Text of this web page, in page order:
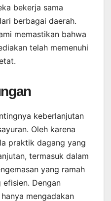
bekerja sama
berbagai daerah.
memastikan bahwa
telah memenuhi
keberlanjutan
Oleh karena
praktik dagang yang
termasuk dalam
yang ramah
Dengan
mengadakan